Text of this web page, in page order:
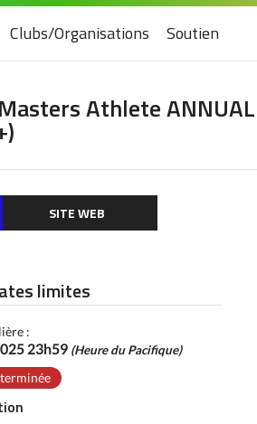
Clubs/Organisations Soutien
Athlete ANNUAL
SITE WEB
limites
:
23h59 (Heure du Pacifique)